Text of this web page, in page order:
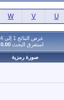
U
V
W
عرض النتائج 1 إلى 4 من 4
استغرق البحث 0.00
صورة رمزية